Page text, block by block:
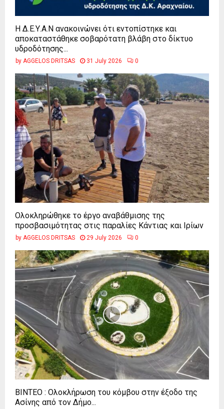
Η Δ.Ε.Υ.Α.Ν ανακοινώνει ότι εντοπίστηκε και
αποκαταστάθηκε σοβαρότατη βλάβη στο δίκτυο
υδροδότησης...
by AGGELOS DRITSAS 31 July 2026 0
Ολοκληρώθηκε το έργο αναβάθμισης της
προσβασιμότητας στις παραλίες Κάντιας και Ιρίων
by AGGELOS DRITSAS 29 July 2026 0
ΒΙΝΤΕΟ : Ολοκλήρωση του κόμβου στην έξοδο της
Ασίνης από τον Δήμο...